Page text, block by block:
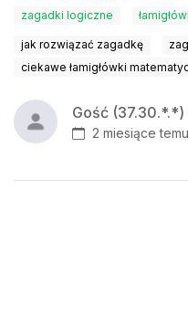
zagadki logiczne
jak rozwiązać zagadkę
ciekawe łamigłówki
Gość (37.30.*.*)
2 miesiące temu